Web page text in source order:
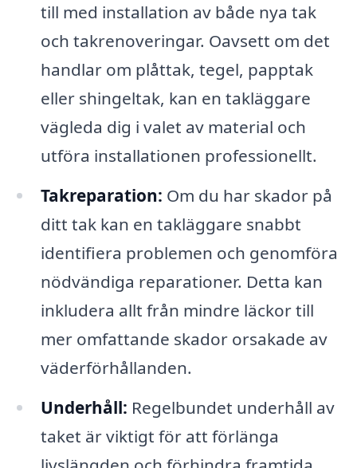
till med installation av både nya tak
och takrenoveringar. Oavsett om det
handlar om plåttak, tegel, papptak
eller shingeltak, kan en takläggare
vägleda dig i valet av material och
utföra installationen professionellt.
Takreparation: Om du har skador på
ditt tak kan en takläggare snabbt
identifiera problemen och genomföra
nödvändiga reparationer. Detta kan
inkludera allt från mindre läckor till
mer omfattande skador orsakade av
väderförhållanden.
Underhåll: Regelbundet underhåll av
taket är viktigt för att förlänga